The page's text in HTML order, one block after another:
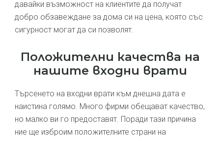
давайки възможност на клиентите да получат
добро обзавеждане за дома си на цена, която със
сигурност могат да си позволят.
Положителни качества на
нашите входни врати
Търсенето на входни врати към днешна дата е
наистина голямо. Много фирми обещават качество,
но малко ви го предоставят. Поради тази причина
ние ще изброим положителните страни на